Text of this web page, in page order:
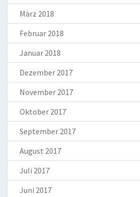
März 2018
Februar 2018
Januar 2018
Dezember 2017
November 2017
Oktober 2017
September 2017
August 2017
Juli 2017
Juni 2017